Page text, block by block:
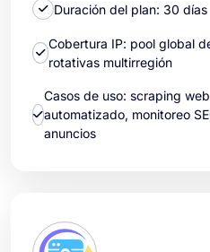
Duración del plan: 30 días
Cobertura IP: pool global
rotativas multirregión
Casos de uso: scraping
automatizado, monitoreo
anuncios